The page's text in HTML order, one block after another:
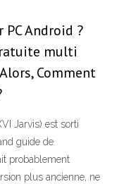
Android ?
multi
Comment
Jarvis) est sorti
guide de
probablement
plus ancienne, ne